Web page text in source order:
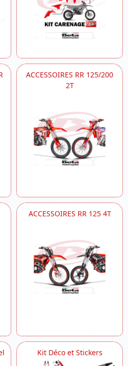
ACCESSOIRES RR 125/200
2T
ACCESSOIRES RR 125 4T
Kit Déco et Stickers